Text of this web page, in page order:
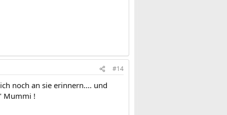
#14
noch an sie erinnern.... und
Mummi !